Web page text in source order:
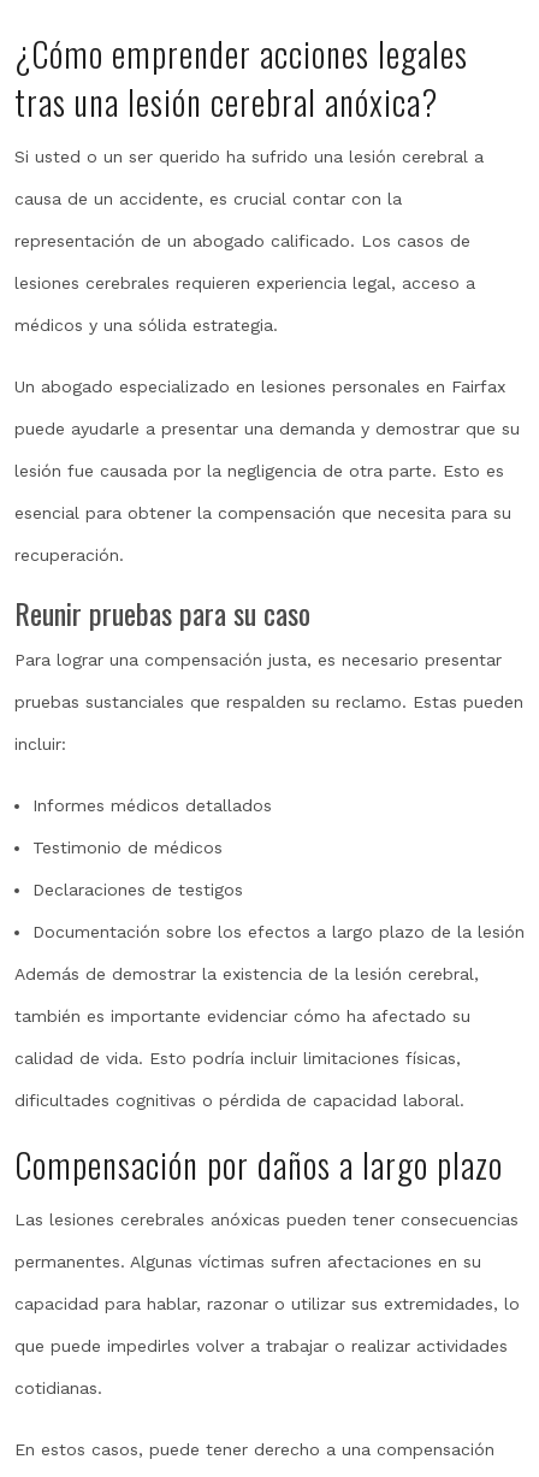
¿Cómo emprender acciones legales
tras una lesión cerebral anóxica?
Si usted o un ser querido ha sufrido una lesión cerebral a
causa de un accidente, es crucial contar con la
representación de un abogado calificado. Los casos de
lesiones cerebrales requieren experiencia legal, acceso a
médicos y una sólida estrategia.
Un abogado especializado en lesiones personales en Fairfax
puede ayudarle a presentar una demanda y demostrar que su
lesión fue causada por la negligencia de otra parte. Esto es
esencial para obtener la compensación que necesita para su
recuperación.
Reunir pruebas para su caso
Para lograr una compensación justa, es necesario presentar
pruebas sustanciales que respalden su reclamo. Estas pueden
incluir:
Informes médicos detallados
Testimonio de médicos
Declaraciones de testigos
Documentación sobre los efectos a largo plazo de la lesión
Además de demostrar la existencia de la lesión cerebral,
también es importante evidenciar cómo ha afectado su
calidad de vida. Esto podría incluir limitaciones físicas,
dificultades cognitivas o pérdida de capacidad laboral.
Compensación por daños a largo plazo
Las lesiones cerebrales anóxicas pueden tener consecuencias
permanentes. Algunas víctimas sufren afectaciones en su
capacidad para hablar, razonar o utilizar sus extremidades, lo
que puede impedirles volver a trabajar o realizar actividades
cotidianas.
En estos casos, puede tener derecho a una compensación